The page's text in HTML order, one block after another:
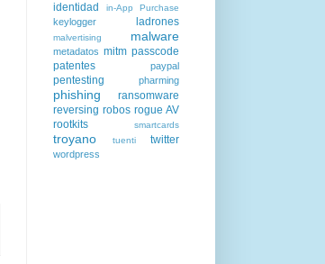
identidad in-App Purchase
keylogger ladrones
malvertising malware
metadatos mitm passcode
patentes
paypal
pentesting pharming
phishing
ransomware
reversing robos rogue AV
rootkits
smartcards
troyano tuenti twitter
wordpress